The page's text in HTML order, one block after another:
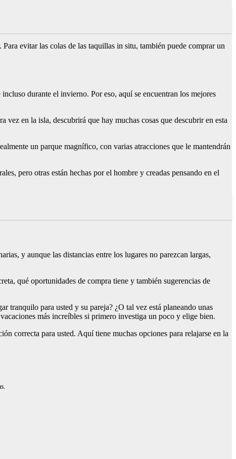
evitar las colas de las taquillas in situ, también puede comprar un
durante el invierno. Por eso, aquí se encuentran los mejores
vez en la isla, descubrirá que hay muchas cosas que descubrir en esta
un parque magnífico, con varias atracciones que le mantendrán
pero otras están hechas por el hombre y creadas pensando en el
y aunque las distancias entre los lugares no parezcan largas,
qué oportunidades de compra tiene y también sugerencias de
tranquilo para usted y su pareja? ¿O tal vez está planeando unas
más increíbles si primero investiga un poco y elige bien.
correcta para usted. Aquí tiene muchas opciones para relajarse en la